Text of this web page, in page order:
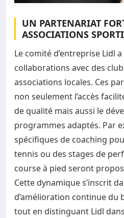
UN PARTENARIAT
ASSOCIATIONS
Le comité d’entreprise Lidl
collaborations avec des
associations locales. Ces
non seulement l’accès
de qualité mais aussi le
programmes adaptés. Par
spécifiques de coaching
tennis ou des stages de
course à pied seront
Cette dynamique s’inscrit
d’amélioration continue du
tout en distinguant Lidl